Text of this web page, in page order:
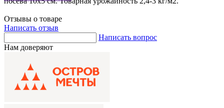
Отзывы о товаре
Написать отзыв
Написать вопрос
Нам доверяют